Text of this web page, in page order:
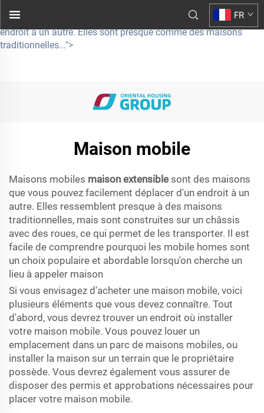
sont des habitations que vous pouvez facilement déplacer d'un
endroit à un autre. Elles sont presque comme des maisons
traditionnelles...">
FR
Maison mobile
Maisons mobiles maison extensible sont des maisons
que vous pouvez facilement déplacer d'un endroit à un
autre. Elles ressemblent presque à des maisons
traditionnelles, mais sont construites sur un châssis
avec des roues, ce qui permet de les transporter. Il est
facile de comprendre pourquoi les mobile homes sont
un choix populaire et abordable lorsqu'on cherche un
lieu à appeler maison
Si vous envisagez d'acheter une maison mobile, voici
plusieurs éléments que vous devez connaître. Tout
d'abord, vous devrez trouver un endroit où installer
votre maison mobile. Vous pouvez louer un
emplacement dans un parc de maisons mobiles, ou
installer la maison sur un terrain que le propriétaire
possède. Vous devrez également vous assurer de
disposer des permis et approbations nécessaires pour
placer votre maison mobile.